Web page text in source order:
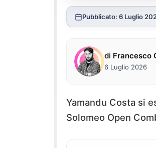
Pubblicato: 6 Luglio
di Francesco
6 Luglio 2026
Yamandu Costa si
Solomeo Open